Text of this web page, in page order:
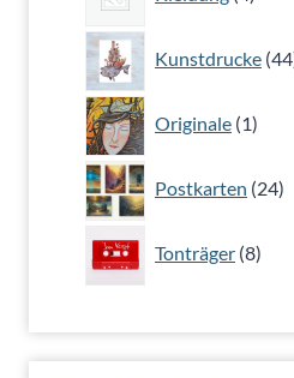
Kunstdrucke 44
Originale 1
Postkarten 24
Tonträger 8